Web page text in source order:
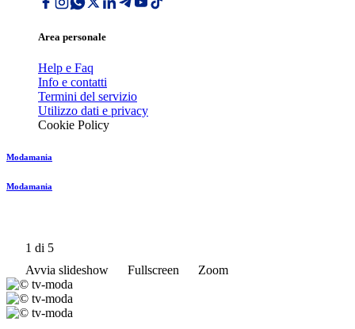
Area personale
Help e Faq
Info e contatti
Termini del servizio
Utilizzo dati e privacy
Cookie Policy
Modamania
Modamania
1 di 5
Avvia slideshow
Fullscreen Zoom